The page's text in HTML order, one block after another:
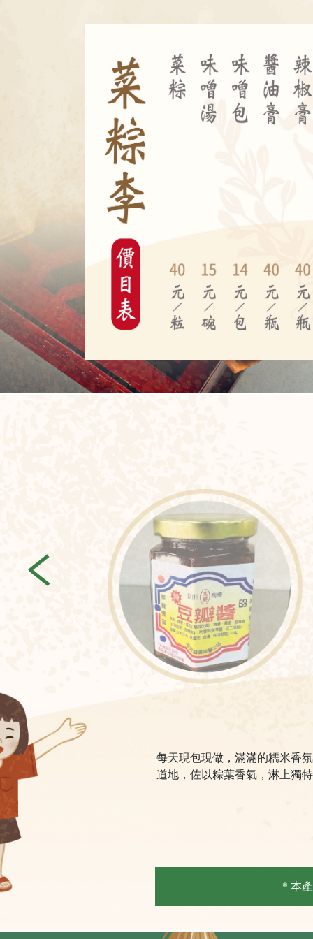
每天現包現做，滿滿的糯米香
道地，佐以粽葉香氣，淋上獨
＊本